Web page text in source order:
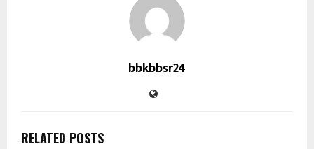
bbkbbsr24
RELATED POSTS